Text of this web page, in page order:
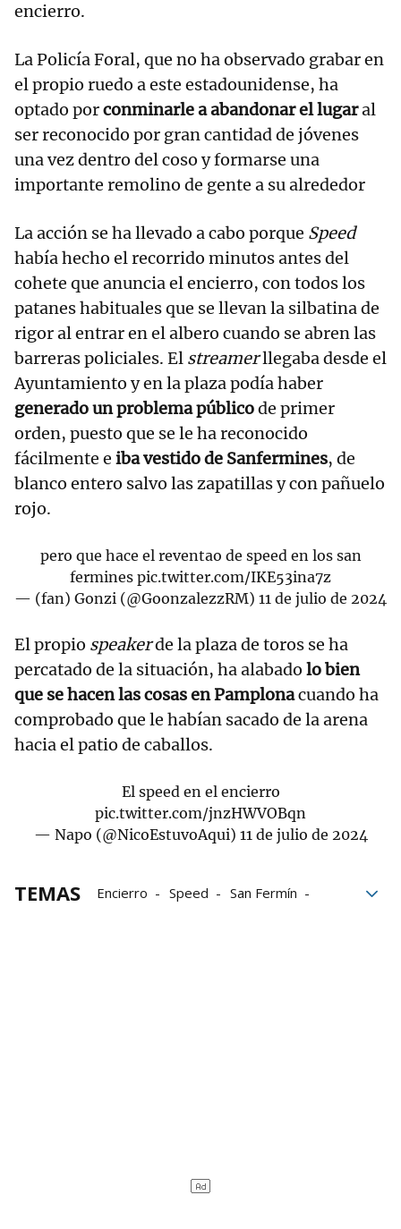
encierro.
La Policía Foral, que no ha observado grabar en
el propio ruedo a este estadounidense, ha
optado porconminarle a abandonar el lugaral
ser reconocido por gran cantidad de jóvenes
una vez dentro del coso y formarse una
importante remolino de gente a su alrededor
La acción se ha llevado a cabo porque Speed
había hecho el recorrido minutos antes del
cohete que anuncia el encierro, con todos los
patanes habituales que se llevan la silbatina de
rigor al entrar en el albero cuando se abren las
barreras policiales. El streamerllegaba desde el
Ayuntamiento y en la plaza podía haber
generado un problema públicode primer
orden, puesto que se le ha reconocido
fácilmente e iba vestido de Sanfermines, de
blanco entero salvo las zapatillas y con pañuelo
rojo.
pero que hace el reventao de speed en los san
fermines pic.twitter.com/IKE53ina7z
— (fan) Gonzi (@GoonzalezzRM) 11 de julio de 2024
El propio speakerde la plaza de toros se ha
percatado de la situación, ha alabado lo bien
que se hacen las cosas en Pamplonacuando ha
comprobado que le habían sacado de la arena
hacia el patio de caballos.
El speed en el encierro
pic.twitter.com/jnzHWVOBqn
— Napo (@NicoEstuvoAqui) 11 de julio de 2024
TEMAS Encierro Speed
San Fermín